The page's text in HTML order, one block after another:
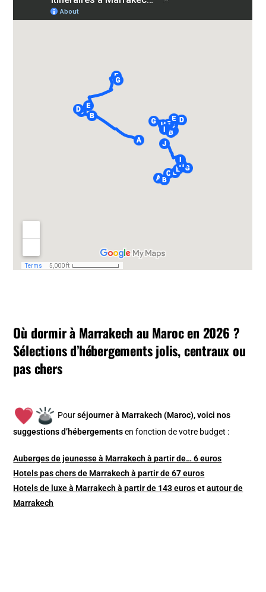
Où dormir à Marrakech au Maroc en 2026 ?
Sélections d’hébergements jolis, centraux ou
pas chers
Pourséjourner à Marrakech (Maroc), voici nos
suggestions d’hébergements en fonction de votre budget :
Auberges de jeunesse à Marrakech à partir de… 6 euros
Hotels pas chers de Marrakech à partir de 67 euros
Hotels de luxe à Marrakech à partir de 143 eurosetautour de
Marrakech